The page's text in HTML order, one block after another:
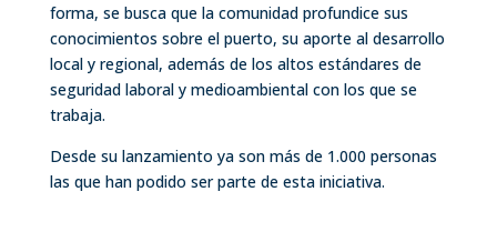
forma, se busca que la comunidad profundice sus
conocimientos sobre el puerto, su aporte al desarrollo
local y regional, además de los altos estándares de
seguridad laboral y medioambiental con los que se
trabaja.
Desde su lanzamiento ya son más de 1.000 personas
las que han podido ser parte de esta iniciativa.